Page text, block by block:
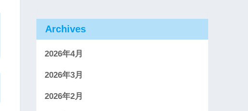
Archives
2026年4月
2026年3月
2026年2月